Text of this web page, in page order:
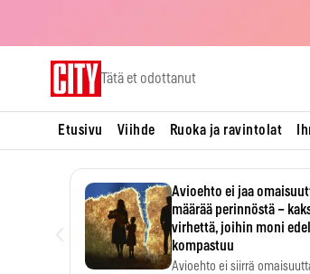
Tätä et odottanut
Etusivu Viihde Ruoka ja ravintolat
Avioehto ei jaa
määrää perinnöstä –
virhettä, joihin moni
kompastuu
Avioehto ei siirrä